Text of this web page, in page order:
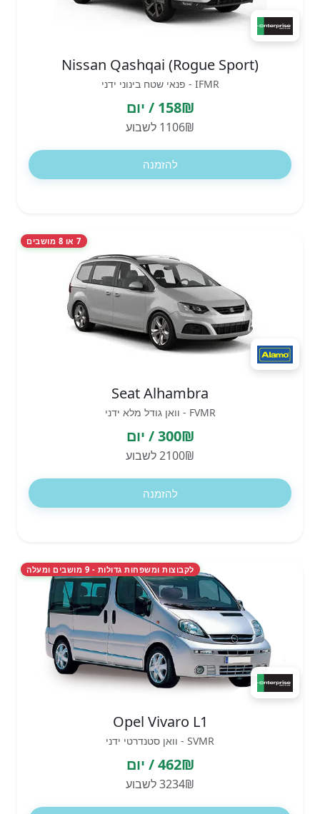
Nissan Qashqai (Rogue Sport)
IFMR - פנאי שטח בינוני ידני
158₪ / יום
1106₪ לשבוע
להזמנה
7 או 8 מושבים
Seat Alhambra
FVMR - וואן גודל מלא ידני
300₪ / יום
2100₪ לשבוע
להזמנה
לקבוצות ומשפחות גדולות - 9 מושבים ומעלה
Opel Vivaro L1
SVMR - וואן סטנדרטי ידני
462₪ / יום
3234₪ לשבוע